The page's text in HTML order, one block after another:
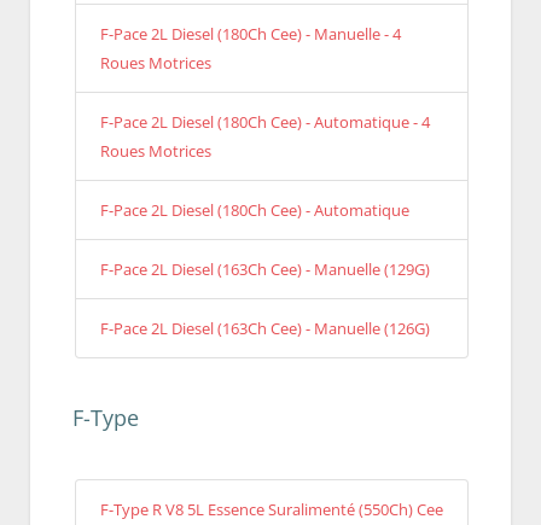
F-Pace 2L Diesel (180Ch Cee) - Manuelle - 4
Roues Motrices
F-Pace 2L Diesel (180Ch Cee) - Automatique - 4
Roues Motrices
F-Pace 2L Diesel (180Ch Cee) - Automatique
F-Pace 2L Diesel (163Ch Cee) - Manuelle (129G)
F-Pace 2L Diesel (163Ch Cee) - Manuelle (126G)
F-Type
F-Type R V8 5L Essence Suralimenté (550Ch) Cee